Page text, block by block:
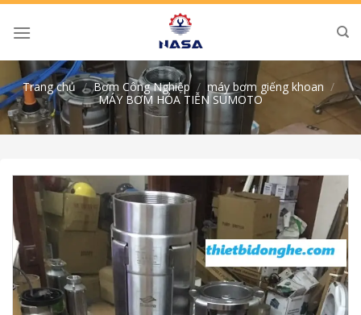
Skip
Trang chủ / Bơm Công Nghiệp / máy bơm giếng khoan /
MÁY BƠM HỎA TIỄN SUMOTO